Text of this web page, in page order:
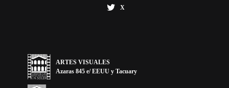
X
ARTES VISUALES
Azaras 845 e/ EEUU y Tacuary